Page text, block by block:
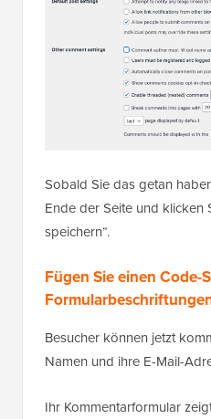
Sobald Sie das getan
Ende der Seite und klicken
speichern“.
Fügen Sie einen
Besucher können jetzt
Namen und ihre E-Mail-
Ihr Kommentarformular